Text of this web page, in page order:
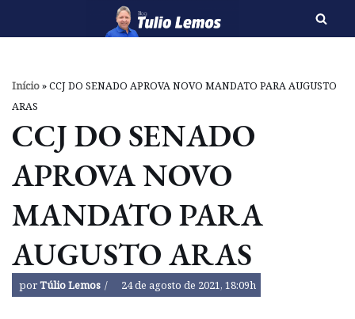
o
conteúdo
Início»CCJ DO SENADO APROVA NOVO MANDATO PARA AUGUSTO
ARAS
CCJ DO SENADO
APROVA NOVO
MANDATO PARA
AUGUSTO ARAS
porTúlio Lemos 24 de agosto de 2021, 18:09h